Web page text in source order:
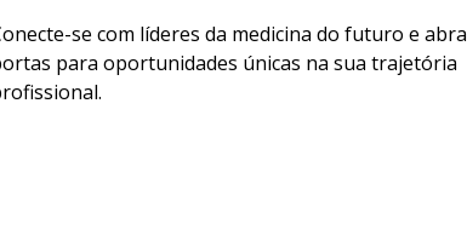
se com líderes da medicina do futuro e abra
para oportunidades únicas na sua trajetória